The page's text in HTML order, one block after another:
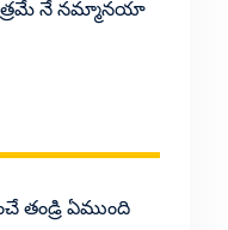
నే నమ్మానయా
తండ్రి ఏముంది